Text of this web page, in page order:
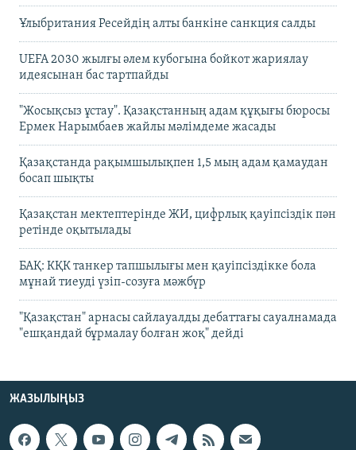
Ұлыбритания Ресейдің алты банкіне санкция салды
UEFA 2030 жылғы әлем кубогына бойкот жариялау
идеясынан бас тартпайды
"Жосықсыз ұстау". Қазақстанның адам құқығы бюросы
Ермек Нарымбаев жайлы мәлімдеме жасады
Қазақстанда рақымшылықпен 1,5 мың адам қамаудан
босап шықты
Қазақстан мектептерінде ЖИ, цифрлық қауіпсіздік пән
ретінде оқытылады
БАҚ: КҚК танкер тапшылығы мен қауіпсіздікке бола
мұнай тиеуді үзіп-созуға мәжбүр
"Қазақстан" арнасы сайлауалды дебаттағы сауалнамада
"ешқандай бұрмалау болған жоқ" дейді
ЖАЗЫЛЫҢЫЗ